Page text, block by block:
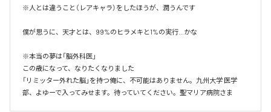
※人とは違うこと（レアキャラ）をしたほうが、潤うんです
僕が思うに、天才とは、99%のヒラメキと1%の実行…かな
※本当の夢は「脳外科医」
この歳になって、なりたくなりました
「リミッター外れた脳」を持つ俺に、不可能はありません。九州大学 医学
部、よゆーで入ってみせます。待っていてください。聖マリア病院さま